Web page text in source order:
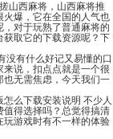
山西麻将，山西麻将推
爆，它在全国的人气也
对于玩熟了普通麻将的
获取它的下载资源呢？下
没有什么好记又易懂的口
说，扣点点就是一个很
无需焦虑，今天我们一
么下载安装说明 不少人
得选择吗？总觉得搞清
游戏时有不一样的体验